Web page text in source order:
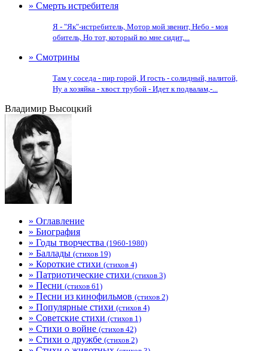
» Смерть истребителя
Я - "Як"-истребитель, Мотор мой звенит, Небо - моя
обитель, Но тот, который во мне сидит,...
» Смотрины
Там у соседа - пир горой, И гость - солидный, налитой,
Ну а хозяйка - хвост трубой - Идет к подвалам,-...
Владимир Высоцкий
» Оглавление
» Биография
» Годы творчества (1960-1980)
» Баллады (стихов 19)
» Короткие стихи (стихов 4)
» Патриотические стихи (стихов 3)
» Песни (стихов 61)
» Песни из кинофильмов (стихов 2)
» Популярные стихи (стихов 4)
» Советские стихи (стихов 1)
» Стихи о войне (стихов 42)
» Стихи о дружбе (стихов 2)